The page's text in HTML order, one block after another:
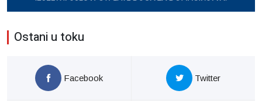
Ostani u toku
Facebook Twitter